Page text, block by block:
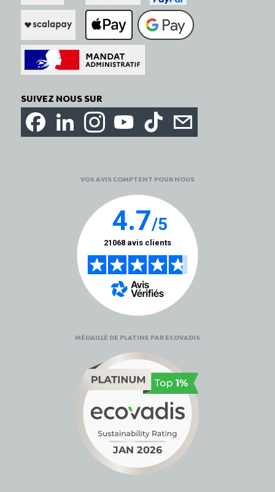
SUIVEZ NOUS SUR
VOS AVIS COMPTENT POUR NOUS
MÉDAILLÉ DE PLATINE PAR ECOVADIS